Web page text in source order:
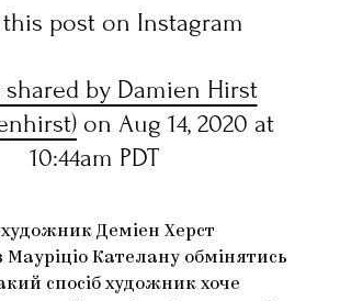
КОЛЕКЦІЇ
ГАЛЕРЕЇ
АРТЦЕНТРИ
КОНСПЕКТИ
КНИЖКИ І ЖУРНАЛИ
ЗАПАЛЕННЯ
УКРАЇНСЬКЕ МИСТЕЦТВО
МАРГІНАЛІЇ
КРАМНИЦЯ
post on Instagram
by Damien Hirst
on Aug 14, 2020 at
10:44am PDT
Деміен Херст
Мауріціо Кателану обмінятись
спосіб художник хоче